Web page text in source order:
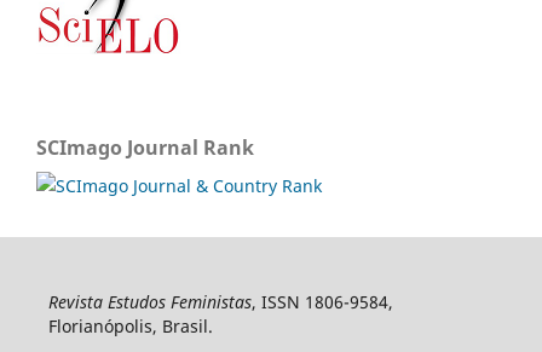
SCImago Journal Rank
Revista Estudos Feministas, ISSN 1806-9584,
Florianópolis, Brasil.